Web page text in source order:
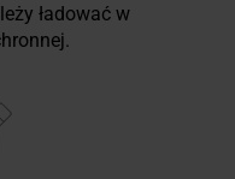
ładować w